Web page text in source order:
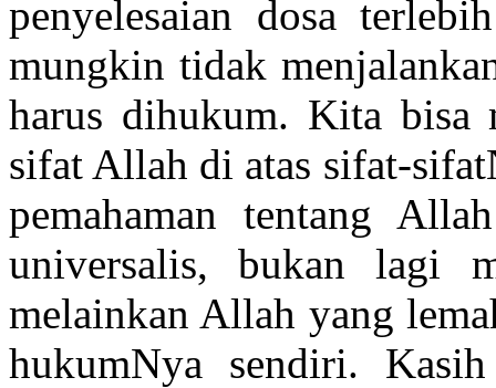
penyelesaian dosa
mungkin tidak
harus dihukum. Kita bisa
sifat Allah di atas sifat-
pemahaman tentang
universalis, bukan lagi
melainkan Allah yang
hukumNya sendiri.